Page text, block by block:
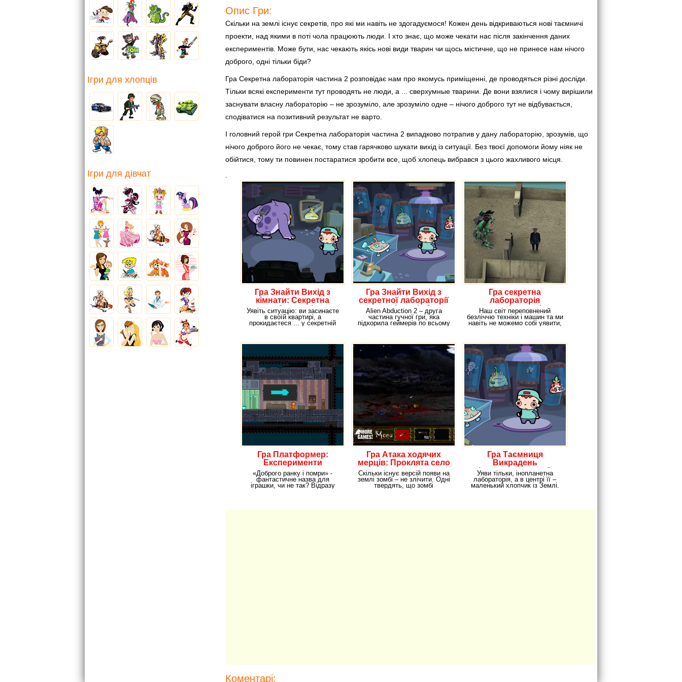
Опис Гри:
Скільки на землі існує секретів, про які ми навіть не здогадуємося! Кожен день відкриваються нові таємничі
проекти, над якими в поті чола працюють люди. І хто знає, що може чекати нас після закінчення даних
експериментів. Може бути, нас чекають якісь нові види тварин чи щось містичне, що не принесе нам нічого
доброго, одні тільки біди?
Гра Секретна лабораторія частина 2 розповідає нам про якомусь приміщенні, де проводяться різні досліди.
Тільки всякі експерименти тут проводять не люди, а ... сверхумные тварини. Де вони взялися і чому вирішили
заснувати власну лабораторію – не зрозуміло, але зрозуміло одне – нічого доброго тут не відбувається,
сподіватися на позитивний результат не варто.
І головний герой гри Секретна лабораторія частина 2 випадково потрапив у дану лабораторію, зрозумів, що
нічого доброго його не чекає, тому став гарячково шукати вихід із ситуації. Без твоєї допомоги йому ніяк не
обійтися, тому ти повинен постаратися зробити все, щоб хлопець вибрався з цього жахливого місця.
Гра Знайти Вихід з
кімнати: Секретна
лабораторія
Уявіть ситуацію: ви засинаєте
в своїй квартирі, а
прокидаєтеся ... у секретній
Гра Знайти Вихід з
секретної лабораторії
прибульців 2
Alien Abduction 2 – друга
частина гучної гри, яка
підкорила геймерів по всьому
Гра секретна
лабораторія
трансформерів
Наш світ переповнений
безліччю техніки і машин та ми
навіть не можемо собі уявити,
Гра Платформер:
Експерименти
«Доброго ранку і помри» -
фантастичне назва для
іграшки, чи не так? Відразу
Гра Атака ходячих
мерців: Проклята село
Скільки існує версій появи на
землі зомбі – не злічити. Одні
твердять, що зомбі
Гра Таємниця
Викрадень
Інопланетянами 2
Уяви тільки, інопланетна
лабораторія, а в центрі її –
маленький хлопчик із Землі.
Коментарі:
Ігри для хлопців
Ігри для дівчат